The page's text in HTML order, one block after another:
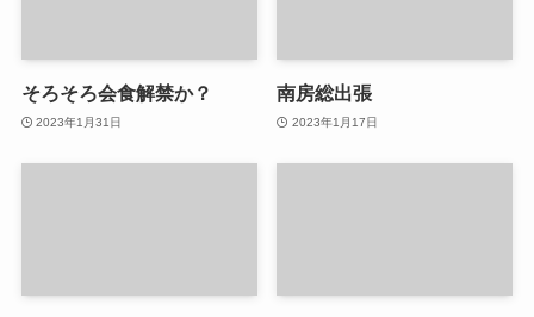
そろそろ会食解禁か？
2023年1月31日
南房総出張
2023年1月17日